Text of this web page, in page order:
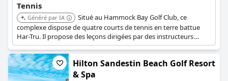
Tennis
Généré par IA
Situé au Hammock Bay Golf Club, ce
complexe dispose de quatre courts de tennis en terre battue
Har-Tru. Il propose des leçons dirigées par des instructeurs
professionnels, des cliniques et des matchs avec des
professionnels du tennis certifiés USPTA, de façon saisonnière
d'octobre à avril.
Hilton Sandestin Beach Golf Resort
& Spa